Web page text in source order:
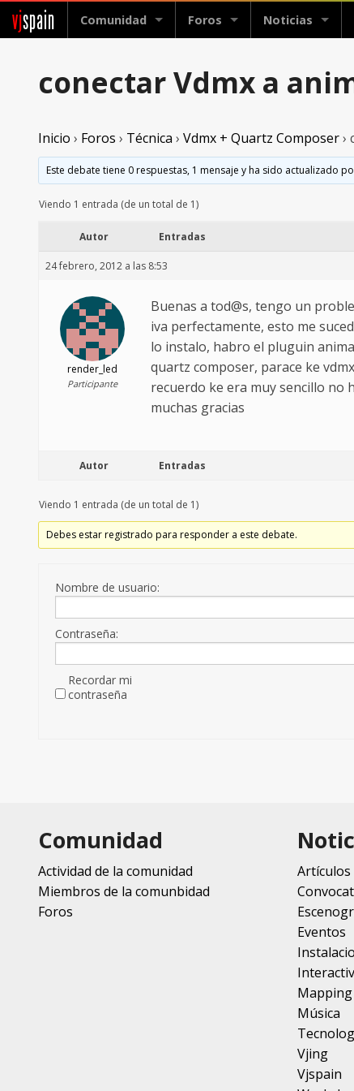
vjspain Comunidad Foros Noticias
conectar Vdmx a
Inicio › Foros › Técnica › Vdmx + Quartz Composer›
Este debate tiene 0 respuestas, 1 mensaje y ha sido actualizado
Viendo 1 entrada (de un total de 1)
Autor Entradas
24 febrero, 2012 a las 8:53
render_led
Participante
Buenas a tod@s, tengo un
iva perfectamente, esto me
lo instalo, habro el pluguin
quartz composer, parace ke
recuerdo ke era muy sencillo no
muchas gracias
Autor Entradas
Viendo 1 entrada (de un total de 1)
Debes estar registrado para responder a este debate.
Nombre de usuario:
Contraseña:
Recordar mi
contraseña
Comunidad
Actividad de la comunidad
Miembros de la comunbidad
Foros
Artículos
Eventos
Mapping
Música
Vjing
Vjspain